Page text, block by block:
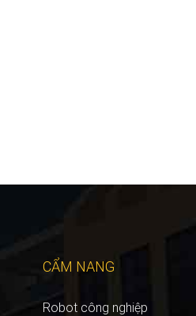
CẨM NANG
Robot công nghiệp